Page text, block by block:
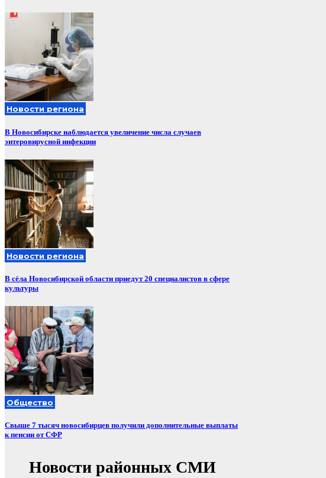
Новости региона
В Новосибирске наблюдается увеличение числа случаев
энтеровирусной инфекции
Новости региона
В сёла Новосибирской области приедут 20 специалистов в сфере
культуры
Общество
Свыше 7 тысяч новосибирцев получили дополнительные выплаты
к пенсии от СФР